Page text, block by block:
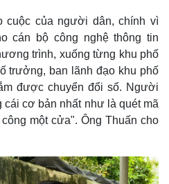
cuộc của người dân, chính vì
cán bộ công nghệ thông tin
trình, xuống từng khu phố
trưởng, ban lãnh đạo khu phố
được chuyển đổi số. Người
cơ bản nhất như là quét mã
một cửa". Ông Thuấn cho